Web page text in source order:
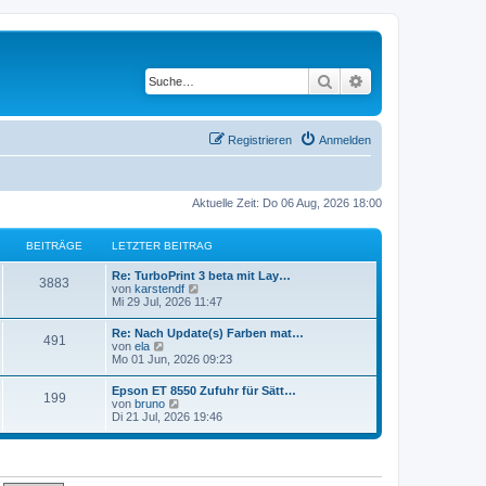
Suche
Anmelden
Registrieren
Aktuelle Zeit: Do 06 Aug, 2026 18:00
BEITRÄGE LETZTER BEITRAG
3883
Re: TurboPrint 3 beta mit Lay…
von karstendf
e
s
e
r
B
i
t
r
Mi 29 Jul, 2026 11:47
491
Re: Nach Update(s) Farben mat…
von ela
e
e
s
t
e
r
i
Mo 01 Jun, 2026 09:23
199
Epson ET 8550 Zufuhr für Sätt…
von bruno
e
e
e
Di 21 Jul, 2026 19:46